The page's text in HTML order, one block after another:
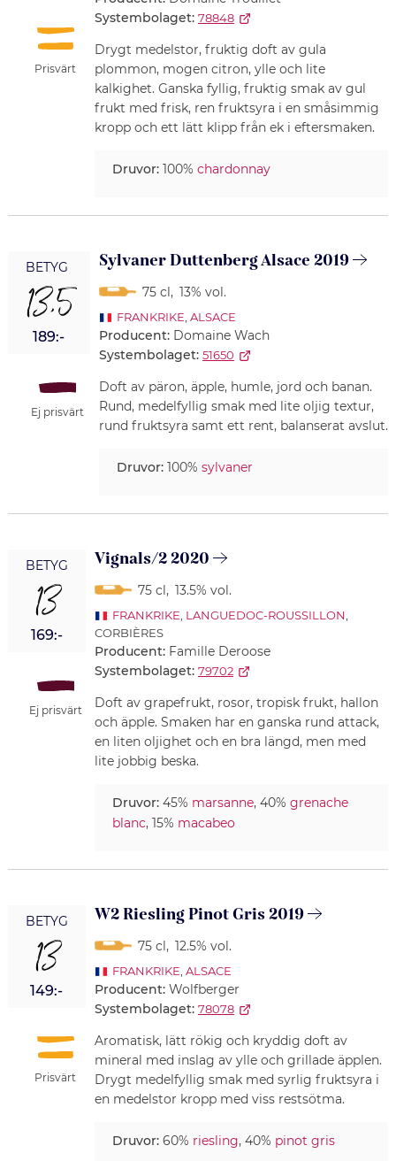
Prisvärt
Systembolaget: 78848
Drygt medelstor, fruktig doft av gula
plommon, mogen citron, ylle och lite
kalkighet. Ganska fyllig, fruktig smak av gul
frukt med frisk, ren fruktsyra i en småsimmig
kropp och ett lätt klipp från ek i eftersmaken.
Druvor:100% chardonnay
BETYG
13,5
189:-
Ej prisvärt
Sylvaner Duttenberg Alsace 2019
75 cl , 13% vol.
FRANKRIKE, ALSACE
Producent: Domaine Wach
Systembolaget: 51650
Doft av päron, äpple, humle, jord och banan.
Rund, medelfyllig smak med lite oljig textur,
rund fruktsyra samt ett rent, balanserat avslut.
Druvor:100% sylvaner
BETYG
13
169:-
Ej prisvärt
Vignals/2 2020
75 cl , 13.5% vol.
FRANKRIKE, LANGUEDOC-ROUSSILLON,
CORBIÈRES
Producent: Famille Deroose
Systembolaget: 79702
Doft av grapefrukt, rosor, tropisk frukt, hallon
och äpple. Smaken har en ganska rund attack,
en liten oljighet och en bra längd, men med
lite jobbig beska.
Druvor:45% marsanne, 40% grenache
blanc, 15% macabeo
BETYG
13
149:-
Prisvärt
W2 Riesling Pinot Gris 2019
75 cl , 12.5% vol.
FRANKRIKE, ALSACE
Producent: Wolfberger
Systembolaget: 78078
Aromatisk, lätt rökig och kryddig doft av
mineral med inslag av ylle och grillade äpplen.
Drygt medelfyllig smak med syrlig fruktsyra i
en medelstor kropp med viss restsötma.
Druvor:60% riesling, 40% pinot gris